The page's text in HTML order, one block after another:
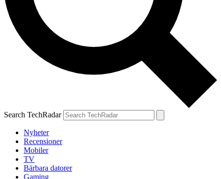
Search TechRadar
Nyheter
Recensioner
Mobiler
TV
Bärbara datorer
Gaming